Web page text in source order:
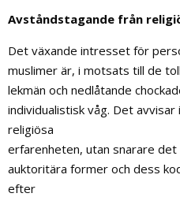
Avståndstagande från
Det växande intresset för
muslimer är, i motsats till de
lekmän och nedlåtande
individualistisk våg. Det
religiösa
erfarenheten, utan snarare
auktoritära former och dess
efter